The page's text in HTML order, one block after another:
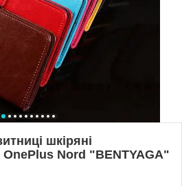
шкіряні
Nord "BENTYAGA"